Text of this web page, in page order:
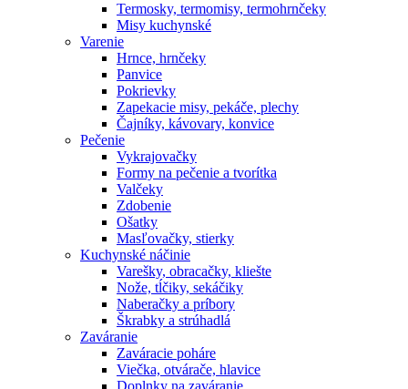
Termosky, termomisy, termohrnčeky
Misy kuchynské
Varenie
Hrnce, hrnčeky
Panvice
Pokrievky
Zapekacie misy, pekáče, plechy
Čajníky, kávovary, konvice
Pečenie
Vykrajovačky
Formy na pečenie a tvorítka
Valčeky
Zdobenie
Ošatky
Masľovačky, stierky
Kuchynské náčinie
Varešky, obracačky, kliešte
Nože, tĺčiky, sekáčiky
Naberačky a príbory
Škrabky a strúhadlá
Zaváranie
Zaváracie poháre
Viečka, otvárače, hlavice
Doplnky na zaváranie